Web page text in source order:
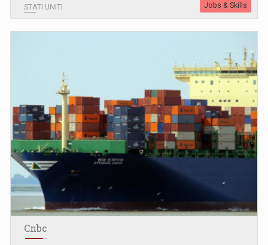
STATI UNITI Jobs & Skills
Cnbc